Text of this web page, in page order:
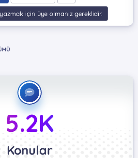
için üye olmanız gereklidir.
5.2K
Konular